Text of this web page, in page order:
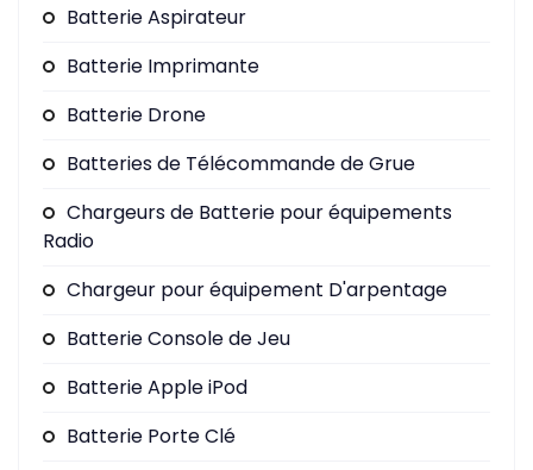
Batterie Aspirateur
Batterie Imprimante
Batterie Drone
Batteries de Télécommande de Grue
Chargeurs de Batterie pour équipements
Radio
Chargeur pour équipement D'arpentage
Batterie Console de Jeu
Batterie Apple iPod
Batterie Porte Clé